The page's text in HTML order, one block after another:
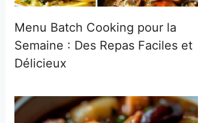
Menu Batch Cooking pour la
Semaine : Des Repas Faciles et
Délicieux